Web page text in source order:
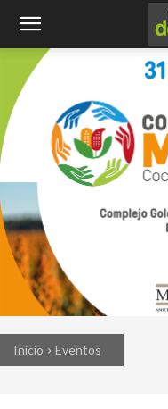
Inicio Eventos